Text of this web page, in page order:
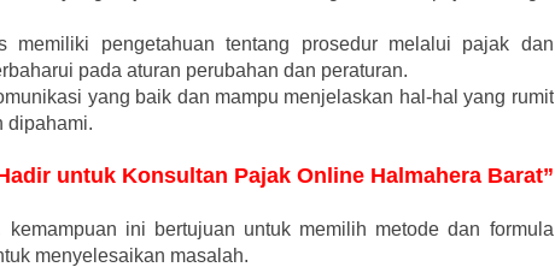
memiliki pengetahuan tentang prosedur melalui pajak dan
pada aturan perubahan dan peraturan.
yang baik dan mampu menjelaskan hal-hal yang rumit
dipahami.
untuk Konsultan Pajak Online Halmahera Barat”
kemampuan ini bertujuan untuk memilih metode dan formula
menyelesaikan masalah.